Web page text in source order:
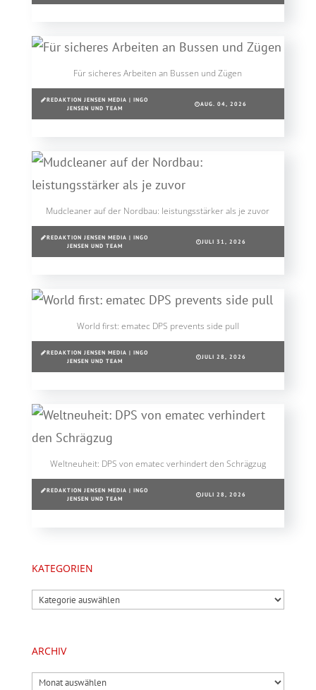
Für sicheres Arbeiten an Bussen und Zügen
REDAKTION JENSEN MEDIA | INGO
JENSEN UND TEAM
AUG. 04, 2026
Mudcleaner auf der Nordbau: leistungsstärker als je zuvor
REDAKTION JENSEN MEDIA | INGO
JENSEN UND TEAM
JULI 31, 2026
World first: ematec DPS prevents side pull
REDAKTION JENSEN MEDIA | INGO
JENSEN UND TEAM
JULI 28, 2026
Weltneuheit: DPS von ematec verhindert den Schrägzug
REDAKTION JENSEN MEDIA | INGO
JENSEN UND TEAM
JULI 28, 2026
KATEGORIEN
Kategorien
ARCHIV
Archiv